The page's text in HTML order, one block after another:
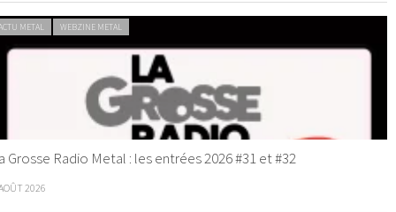
METAL WEBZINE METAL
Grosse Radio Metal : les entrées 2026 #31 et #32
2026